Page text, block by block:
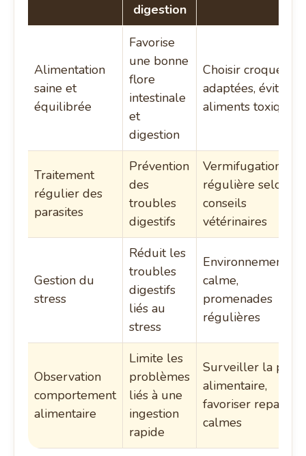
digestion
Alimentation
saine et
équilibrée
Favorise
une bonne
flore
intestinale
et
digestion
Choisir croquettes
adaptées, éviter
aliments toxiques
Traitement
régulier des
parasites
Prévention
des
troubles
digestifs
Vermifugation
régulière selon
conseils
vétérinaires
Gestion du
stress
Réduit les
troubles
digestifs
liés au
stress
Environnement
calme,
promenades
régulières
Observation
comportement
alimentaire
Limite les
problèmes
liés à une
ingestion
rapide
Surveiller la prise
alimentaire,
favoriser repas
calmes